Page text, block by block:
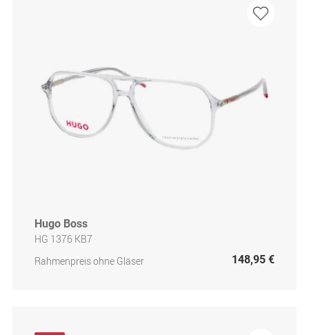
Hugo Boss
HG 1376 KB7
Rahmenpreis ohne Gläser
148,95 €